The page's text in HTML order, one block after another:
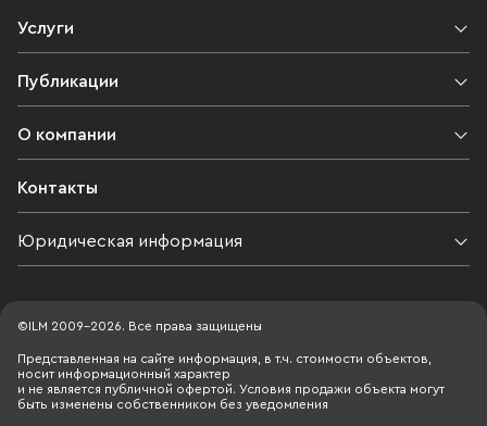
Услуги
Публикации
О компании
Контакты
Юридическая информация
©ILM 2009-2026. Все права защищены
Представленная на сайте информация, в т.ч. стоимости объектов,
носит информационный характер
и не является публичной офертой. Условия продажи объекта могут
быть изменены собственником без уведомления